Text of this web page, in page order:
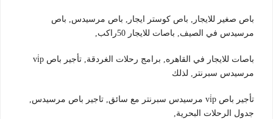
باص صغير للايجار, باص كوستر ايجار, باص مرسيدس, باص
مرسيدس في الصيف, باصات للايجار 50راكب,
باصات للايجار في القاهره, برامج رحلات الغردقة, تأجير باص vi̇p
مرسيدس سبرنتر, لذلك
تأجير باص vi̇p مرسيدس سبرنتر مع سائق, تاجير باص مرسيدس,
جدول الرحلات البحرية,